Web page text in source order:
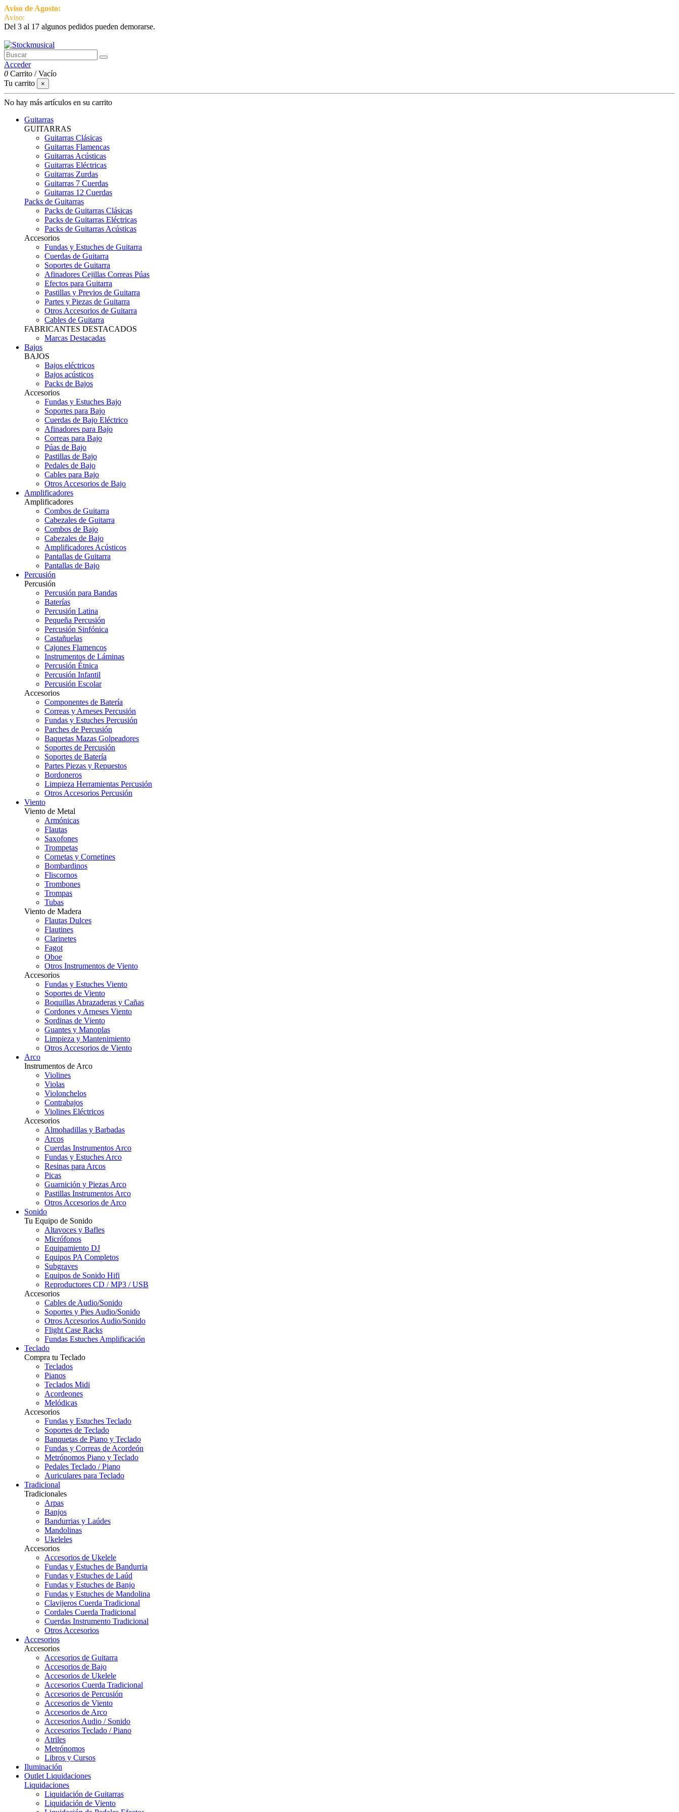
Aviso de Agosto:
Aviso:
Del 3 al 17 algunos pedidos pueden demorarse.
Acceder
0 Carrito /Vacío
Tu carrito
×
No hay más artículos en su carrito
Guitarras
GUITARRAS
Guitarras Clásicas
Guitarras Flamencas
Guitarras Acústicas
Guitarras Eléctricas
Guitarras Zurdas
Guitarras 7 Cuerdas
Guitarras 12 Cuerdas
Packs de Guitarras
Packs de Guitarras Clásicas
Packs de Guitarras Eléctricas
Packs de Guitarras Acústicas
Accesorios
Fundas y Estuches de Guitarra
Cuerdas de Guitarra
Soportes de Guitarra
Afinadores Cejillas Correas Púas
Efectos para Guitarra
Pastillas y Previos de Guitarra
Partes y Piezas de Guitarra
Otros Accesorios de Guitarra
Cables de Guitarra
FABRICANTES DESTACADOS
Marcas Destacadas
Bajos
BAJOS
Bajos eléctricos
Bajos acústicos
Packs de Bajos
Accesorios
Fundas y Estuches Bajo
Soportes para Bajo
Cuerdas de Bajo Eléctrico
Afinadores para Bajo
Correas para Bajo
Púas de Bajo
Pastillas de Bajo
Pedales de Bajo
Cables para Bajo
Otros Accesorios de Bajo
Amplificadores
Amplificadores
Combos de Guitarra
Cabezales de Guitarra
Combos de Bajo
Cabezales de Bajo
Amplificadores Acústicos
Pantallas de Guitarra
Pantallas de Bajo
Percusión
Percusión
Percusión para Bandas
Baterías
Percusión Latina
Pequeña Percusión
Percusión Sinfónica
Castañuelas
Cajones Flamencos
Instrumentos de Láminas
Percusión Étnica
Percusión Infantil
Percusión Escolar
Accesorios
Componentes de Batería
Correas y Arneses Percusión
Fundas y Estuches Percusión
Parches de Percusión
Baquetas Mazas Golpeadores
Soportes de Percusión
Soportes de Batería
Partes Piezas y Repuestos
Bordoneros
Limpieza Herramientas Percusión
Otros Accesorios Percusión
Viento
Viento de Metal
Armónicas
Flautas
Saxofones
Trompetas
Cornetas y Cornetines
Bombardinos
Fliscornos
Trombones
Trompas
Tubas
Viento de Madera
Flautas Dulces
Flautines
Clarinetes
Fagot
Oboe
Otros Instrumentos de Viento
Accesorios
Fundas y Estuches Viento
Soportes de Viento
Boquillas Abrazaderas y Cañas
Cordones y Arneses Viento
Sordinas de Viento
Guantes y Manoplas
Limpieza y Mantenimiento
Otros Accesorios de Viento
Arco
Instrumentos de Arco
Violines
Violas
Violonchelos
Contrabajos
Violines Eléctricos
Accesorios
Almohadillas y Barbadas
Arcos
Cuerdas Instrumentos Arco
Fundas y Estuches Arco
Resinas para Arcos
Picas
Guarnición y Piezas Arco
Pastillas Instrumentos Arco
Otros Accesorios de Arco
Sonido
Tu Equipo de Sonido
Altavoces y Bafles
Micrófonos
Equipamiento DJ
Equipos PA Completos
Subgraves
Equipos de Sonido Hifi
Reproductores CD / MP3 / USB
Accesorios
Cables de Audio/Sonido
Soportes y Pies Audio/Sonido
Otros Accesorios Audio/Sonido
Flight Case Racks
Fundas Estuches Amplificación
Teclado
Compra tu Teclado
Teclados
Pianos
Teclados Midi
Acordeones
Melódicas
Accesorios
Fundas y Estuches Teclado
Soportes de Teclado
Banquetas de Piano y Teclado
Fundas y Correas de Acordeón
Metrónomos Piano y Teclado
Pedales Teclado / Piano
Auriculares para Teclado
Tradicional
Tradicionales
Arpas
Banjos
Bandurrias y Laúdes
Mandolinas
Ukeleles
Accesorios
Accesorios de Ukelele
Fundas y Estuches de Bandurria
Fundas y Estuches de Laúd
Fundas y Estuches de Banjo
Fundas y Estuches de Mandolina
Clavijeros Cuerda Tradicional
Cordales Cuerda Tradicional
Cuerdas Instrumento Tradicional
Otros Accesorios
Accesorios
Accesorios
Accesorios de Guitarra
Accesorios de Bajo
Accesorios de Ukelele
Accesorios Cuerda Tradicional
Accesorios de Percusión
Accesorios de Viento
Accesorios de Arco
Accesorios Audio / Sonido
Accesorios Teclado / Piano
Atriles
Metrónomos
Libros y Cursos
Iluminación
Outlet Liquidaciones
Liquidaciones
Liquidación de Guitarras
Liquidación de Viento